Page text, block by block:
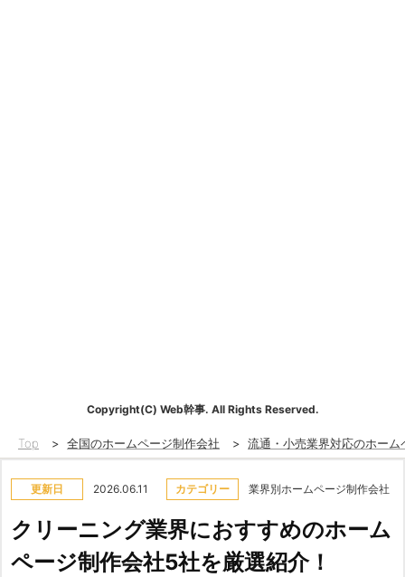
Copyright(C) Web幹事. All Rights Reserved.
Top > 全国のホームページ制作会社 > 流通・小売業界対応のホーム
更新日 2026.06.11 カテゴリー 業界別ホームページ制作会社
クリーニング業界におすすめのホーム
ページ制作会社5社を厳選紹介！